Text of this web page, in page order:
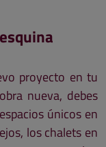
proyecto en tu
nueva, debes
únicos en
los chalets en